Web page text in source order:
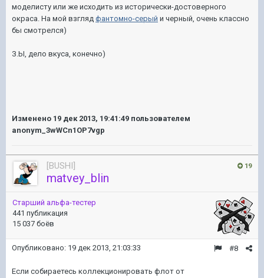
моделисту или же исходить из исторически-достоверного
окраса. На мой взгляд фантомно-серый и черный, очень классно
бы смотрелся)
З.Ы, дело вкуса, конечно)
Изменено 19 дек 2013, 19:41:49 пользователем
anonym_3wWCn1OP7vgp
19
[BUSHI]
matvey_blin
Старший альфа-тестер
441 публикация
15 037 боёв
#8
Опубликовано: 19 дек 2013, 21:03:33
Если собираетесь коллекционировать флот от